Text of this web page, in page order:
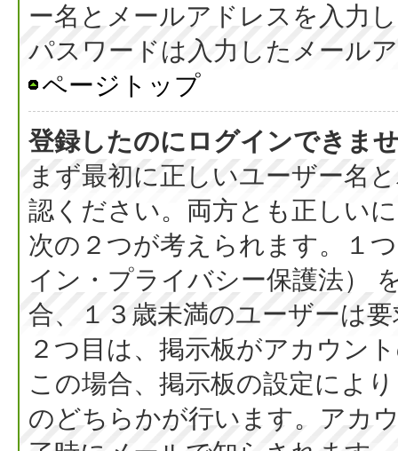
ー名とメールアドレスを入力
パスワードは入力したメール
ページトップ
登録したのにログインできま
まず最初に正しいユーザー名
認ください。両方とも正しい
次の２つが考えられます。１
イン・プライバシー保護法）
合、１３歳未満のユーザーは
２つ目は、掲示板がアカウン
この場合、掲示板の設定によ
のどちらかが行います。アカ